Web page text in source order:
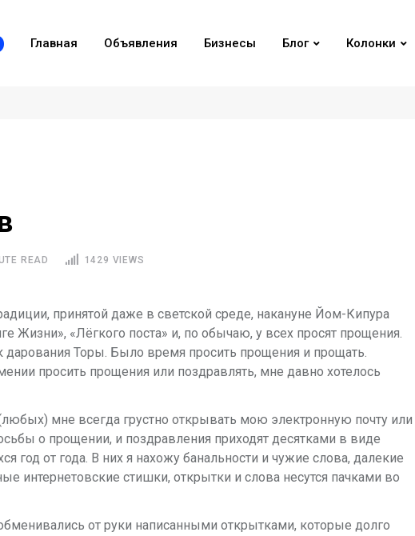
Главная Объявления Бизнесы Блог Колонки
READ 1429 VIEWS
принятой даже в светской среде, накануне Йом-Кипура
Жизни», «Лёгкого поста» и, по обычаю, у всех просят прощения.
дарования Торы. Было время просить прощения и прощать.
просить прощения или поздравлять, мне давно хотелось
мне всегда грустно открывать мою электронную почту или
о прощении, и поздравления приходят десятками в виде
год от года. В них я нахожу банальности и чужие слова, далекие
интернетовские стишки, открытки и слова несутся пачками во
от руки написанными открытками, которые долго